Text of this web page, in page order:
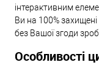
інтерактивним
Ви на 100%
без Вашої згоди
Особливості